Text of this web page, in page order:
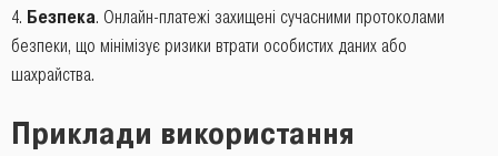
Безпека. Онлайн-платежі захищені сучасними протоколами
безпеки, що мінімізує ризики втрати особистих даних або
шахрайства.
Приклади використання